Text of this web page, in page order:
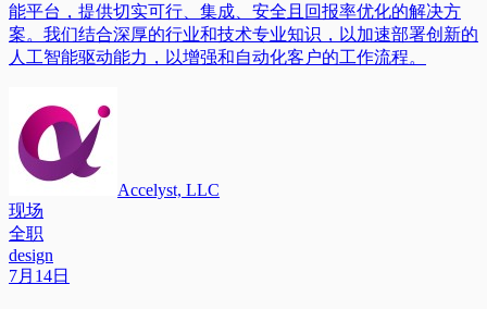
能平台，提供切实可行、集成、安全且回报率优化的解决方
案。我们结合深厚的行业和技术专业知识，以加速部署创新的
人工智能驱动能力，以增强和自动化客户的工作流程。
Accelyst, LLC
现场
全职
design
7月14日